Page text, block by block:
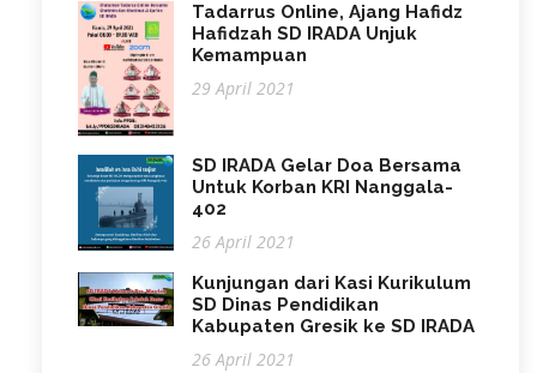
Tadarrus Online, Ajang Hafidz
Hafidzah SD IRADA Unjuk
Kemampuan
29 April 2021
SD IRADA Gelar Doa Bersama
Untuk Korban KRI Nanggala-
402
26 April 2021
Kunjungan dari Kasi Kurikulum
SD Dinas Pendidikan
Kabupaten Gresik ke SD IRADA
26 April 2021